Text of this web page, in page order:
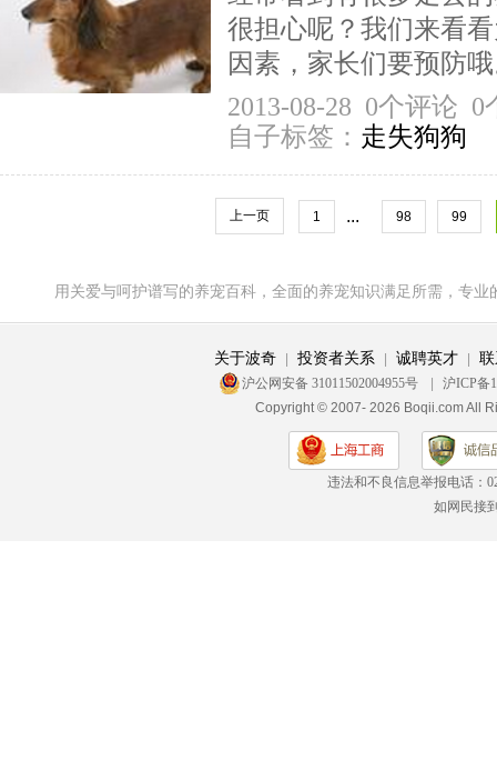
很担心呢？我们来看
因素，家长们要预防
2013-08-28 0个评论
自子标签： 走失狗狗
上一页 1 ... 98 99
用关爱与呵护谱写的养宠百科，全面的养宠知识满足所需，专
关于波奇 投资者关系 诚聘英才
沪公网安备 31011502004955号
沪ICP备
Copyright © 2007- 2026 Boqii.com All
违法和不良信息举报电话：
如网民接